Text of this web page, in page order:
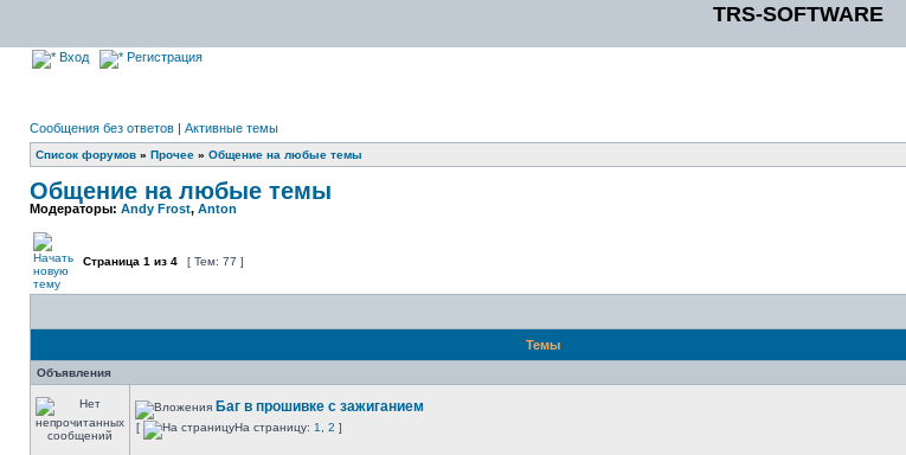
TRS-SOFTWARE
Вход Регистрация
Сообщения без ответов | Активные темы
Список форумов » Прочее » Общение на любые темы
Общение на любые темы
Модераторы: Andy Frost, Anton
Страница 1 из 4 [ Тем: 77 ]
Темы
Объявления
Баг в прошивке с зажиганием
[ На страницу: 1 2 ]